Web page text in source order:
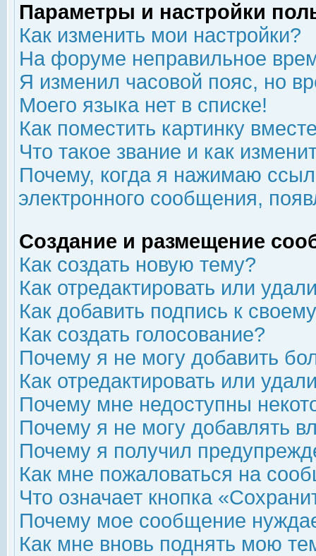
Параметры и настройки
Как изменить мои настройки?
На форуме неправильное
Я изменил часовой пояс, но
Моего языка нет в списке!
Как поместить картинку
Что такое звание и как
Почему, когда я нажимаю
электронного сообщения,
Создание и размещение
Как создать новую тему?
Как отредактировать или
Как добавить подпись к
Как создать голосование?
Почему я не могу добавить
Как отредактировать или
Почему мне недоступны
Почему я не могу добавлять
Почему я получил
Как мне пожаловаться на
Что означает кнопка
Почему мое сообщение
Как мне вновь поднять мою